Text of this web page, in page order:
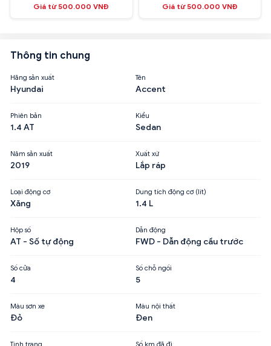
Giá từ 500.000 VNĐ
Giá từ 500.000 VNĐ
Thông tin chung
Hãng sản xuất
Hyundai
Tên
Accent
Phiên bản
1.4 AT
Kiểu
Sedan
Năm sản xuất
2019
Xuất xứ
Lắp ráp
Loại động cơ
Xăng
Dung tích động cơ (lít)
1.4 L
Hộp số
AT - Số tự động
Dẫn động
FWD - Dẫn động cầu trước
Số cửa
4
Số chỗ ngồi
5
Màu sơn xe
Đỏ
Màu nội thất
Đen
Tình trạng Số km đã đi